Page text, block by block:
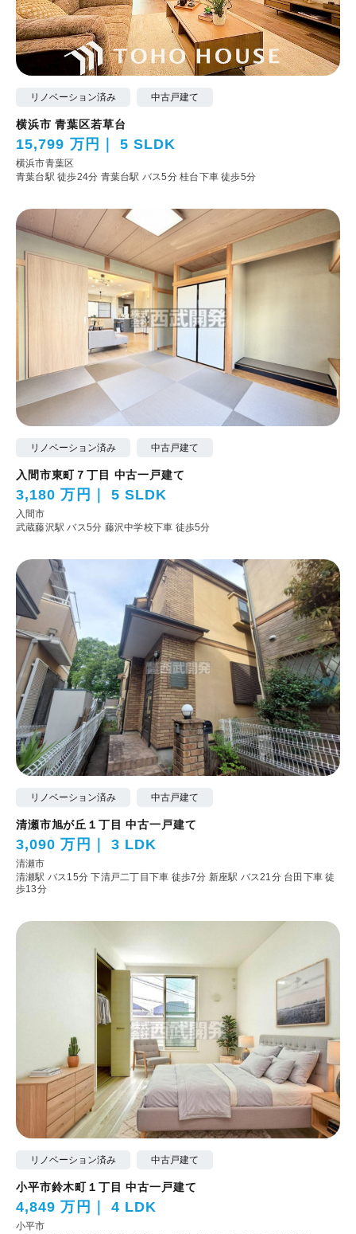
リノベーション済み 中古戸建て
横浜市 青葉区若草台
15,799 万円 5 SLDK
横浜市青葉区
青葉台駅 徒歩24分 青葉台駅 バス5分 桂台下車 徒歩5分
リノベーション済み 中古戸建て
入間市東町７丁目 中古一戸建て
3,180 万円 5 SLDK
入間市
武蔵藤沢駅 バス5分 藤沢中学校下車 徒歩5分
リノベーション済み 中古戸建て
清瀬市旭が丘１丁目 中古一戸建て
3,090 万円 3 LDK
清瀬市
清瀬駅 バス15分 下清戸二丁目下車 徒歩7分 新座駅 バス21分 台田下車 徒
歩13分
リノベーション済み 中古戸建て
小平市鈴木町１丁目 中古一戸建て
4,849 万円 4 LDK
小平市